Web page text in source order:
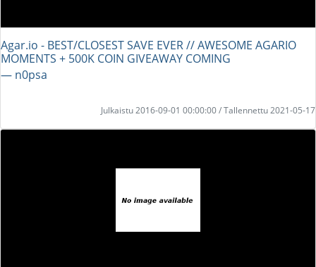
Agar.io - BEST/CLOSEST SAVE EVER // AWESOME AGARIO
MOMENTS + 500K COIN GIVEAWAY COMING
― n0psa
Julkaistu 2016-09-01 00:00:00 / Tallennettu 2021-05-17